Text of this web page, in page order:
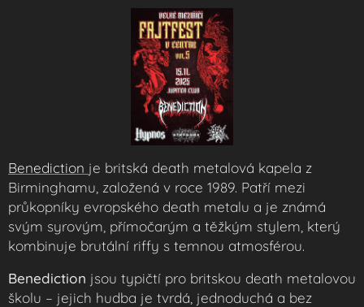
Benediction je britská death metalová kapela z
Birminghamu, založená v roce 1989. Patří mezi
průkopníky evropského death metalu a je známá
svým syrovým, přímočarým a těžkým stylem, který
kombinuje brutální riffy s temnou atmosférou.
Benediction jsou typičtí pro britskou death metalovou
školu – jejich hudba je tvrdá, jednoduchá a bez